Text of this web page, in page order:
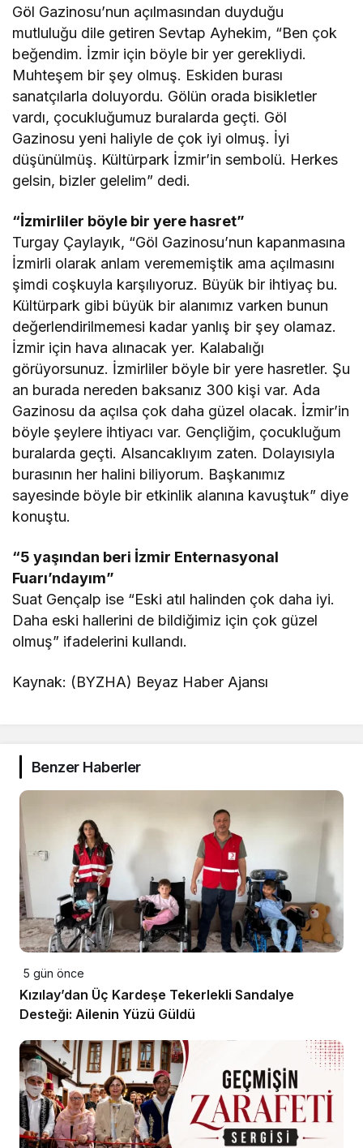
Göl Gazinosu’nun açılmasından duyduğu
mutluluğu dile getiren Sevtap Ayhekim, “Ben çok
beğendim. İzmir için böyle bir yer gerekliydi.
Muhteşem bir şey olmuş. Eskiden burası
sanatçılarla doluyordu. Gölün orada bisikletler
vardı, çocukluğumuz buralarda geçti. Göl
Gazinosu yeni haliyle de çok iyi olmuş. İyi
düşünülmüş. Kültürpark İzmir’in sembolü. Herkes
gelsin, bizler gelelim” dedi.
“İzmirliler böyle bir yere hasret”
Turgay Çaylayık, “Göl Gazinosu’nun kapanmasına
İzmirli olarak anlam verememiştik ama açılmasını
şimdi coşkuyla karşılıyoruz. Büyük bir ihtiyaç bu.
Kültürpark gibi büyük bir alanımız varken bunun
değerlendirilmemesi kadar yanlış bir şey olamaz.
İzmir için hava alınacak yer. Kalabalığı
görüyorsunuz. İzmirliler böyle bir yere hasretler. Şu
an burada nereden baksanız 300 kişi var. Ada
Gazinosu da açılsa çok daha güzel olacak. İzmir’in
böyle şeylere ihtiyacı var. Gençliğim, çocukluğum
buralarda geçti. Alsancaklıyım zaten. Dolayısıyla
burasının her halini biliyorum. Başkanımız
sayesinde böyle bir etkinlik alanına kavuştuk” diye
konuştu.
“5 yaşından beri İzmir Enternasyonal
Fuarı’ndayım”
Suat Gençalp ise “Eski atıl halinden çok daha iyi.
Daha eski hallerini de bildiğimiz için çok güzel
olmuş” ifadelerini kullandı.
Kaynak: (BYZHA) Beyaz Haber Ajansı
Benzer Haberler
5 gün önce
Kızılay’dan Üç Kardeşe Tekerlekli Sandalye
Desteği: Ailenin Yüzü Güldü